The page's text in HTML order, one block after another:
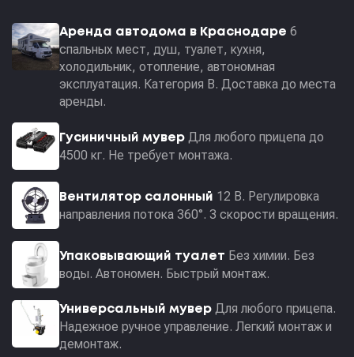
Аренда автодома в Краснодаре 6
спальных мест, душ, туалет, кухня,
холодильник, отопление, автономная
эксплуатация. Категория В. Доставка до места
аренды.
Гусиничный мувер Для любого прицепа до
4500 кг. Не требует монтажа.
Вентилятор салонный 12 В. Регулировка
направления потока 360°. 3 скорости вращения.
Упаковывающий туалет Без химии. Без
воды. Автономен. Быстрый монтаж.
Универсальный мувер Для любого прицепа.
Надежное ручное управление. Легкий монтаж и
демонтаж.